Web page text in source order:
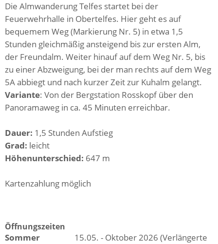
Die Almwanderung Telfes startet bei der
Feuerwehrhalle in Obertelfes. Hier geht es auf
bequemem Weg (Markierung Nr. 5) in etwa 1,5
Stunden gleichmäßig ansteigend bis zur ersten Alm,
der Freundalm. Weiter hinauf auf dem Weg Nr. 5, bis
zu einer Abzweigung, bei der man rechts auf dem Weg
5A abbiegt und nach kurzer Zeit zur Kuhalm gelangt.
Variante: Von der Bergstation Rosskopf über den
Panoramaweg in ca. 45 Minuten erreichbar.
Dauer: 1,5 Stunden Aufstieg
Grad: leicht
Höhenunterschied: 647 m
Kartenzahlung möglich
Öffnungszeiten
Sommer
15.05. - Oktober 2026 (Verlängerte